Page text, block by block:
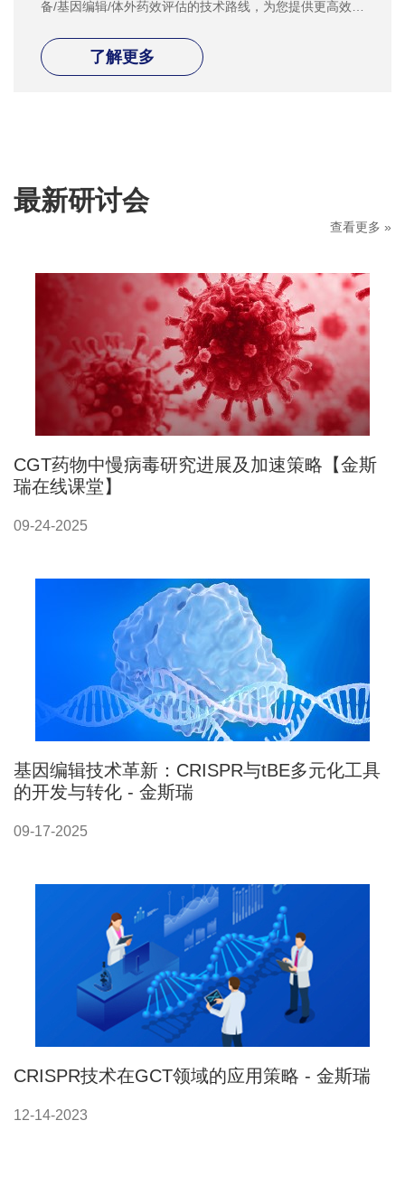
备/基因编辑/体外药效评估的技术路线，为您提供更高效的
了解更多
最新研讨会
查看更多 »
CGT药物中慢病毒研究进展及加速策略【金斯
瑞在线课堂】
09-24-2025
基因编辑技术革新：CRISPR与tBE多元化工具
的开发与转化 - 金斯瑞
09-17-2025
CRISPR技术在GCT领域的应用策略 - 金斯瑞
12-14-2023